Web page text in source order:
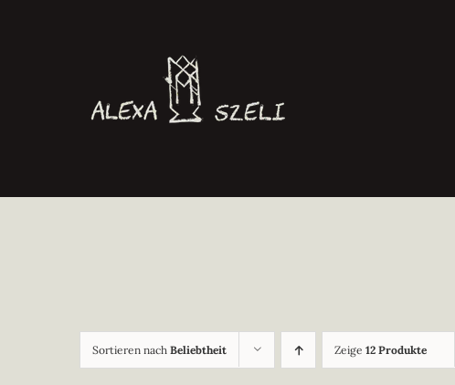
Sortieren nach Beliebtheit Zeige 12 Produkte